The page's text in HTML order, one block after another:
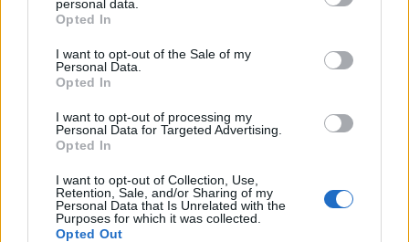
personal data.
Opted In
I want to opt-out of the Sale of my
Personal Data.
Opted In
I want to opt-out of processing my
Personal Data for Targeted Advertising.
Opted In
I want to opt-out of Collection, Use,
Retention, Sale, and/or Sharing of my
Personal Data that Is Unrelated with the
Purposes for which it was collected.
Opted Out
Ετικέτες :Dr. Strangelove
Δείτε επίσης